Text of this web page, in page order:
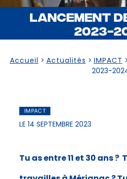
LANCEMENT
2023-
Accueil > Actualités > IMPACT
2023-
IMPACT
LE 14 SEPTEMBRE 2023
Tu as entre 11 et 30 ans ?